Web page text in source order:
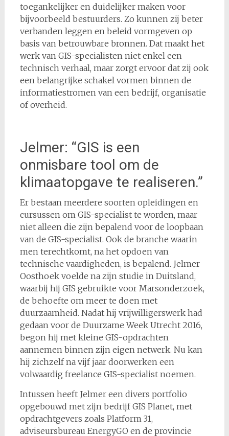
toegankelijker en duidelijker maken voor
bijvoorbeeld bestuurders. Zo kunnen zij beter
verbanden leggen en beleid vormgeven op
basis van betrouwbare bronnen. Dat maakt het
werk van GIS-specialisten niet enkel een
technisch verhaal, maar zorgt ervoor dat zij ook
een belangrijke schakel vormen binnen de
informatiestromen van een bedrijf, organisatie
of overheid.
Jelmer: “GIS is een
onmisbare tool om de
klimaatopgave te realiseren.”
Er bestaan meerdere soorten opleidingen en
cursussen om GIS-specialist te worden, maar
niet alleen die zijn bepalend voor de loopbaan
van de GIS-specialist. Ook de branche waarin
men terechtkomt, na het opdoen van
technische vaardigheden, is bepalend. Jelmer
Oosthoek voelde na zijn studie in Duitsland,
waarbij hij GIS gebruikte voor Marsonderzoek,
de behoefte om meer te doen met
duurzaamheid. Nadat hij vrijwilligerswerk had
gedaan voor de Duurzame Week Utrecht 2016,
begon hij met kleine GIS-opdrachten
aannemen binnen zijn eigen netwerk. Nu kan
hij zichzelf na vijf jaar doorwerken een
volwaardig freelance GIS-specialist noemen.
Intussen heeft Jelmer een divers portfolio
opgebouwd met zijn bedrijf GIS Planet, met
opdrachtgevers zoals Platform 31,
adviseursbureau EnergyGO en de provincie